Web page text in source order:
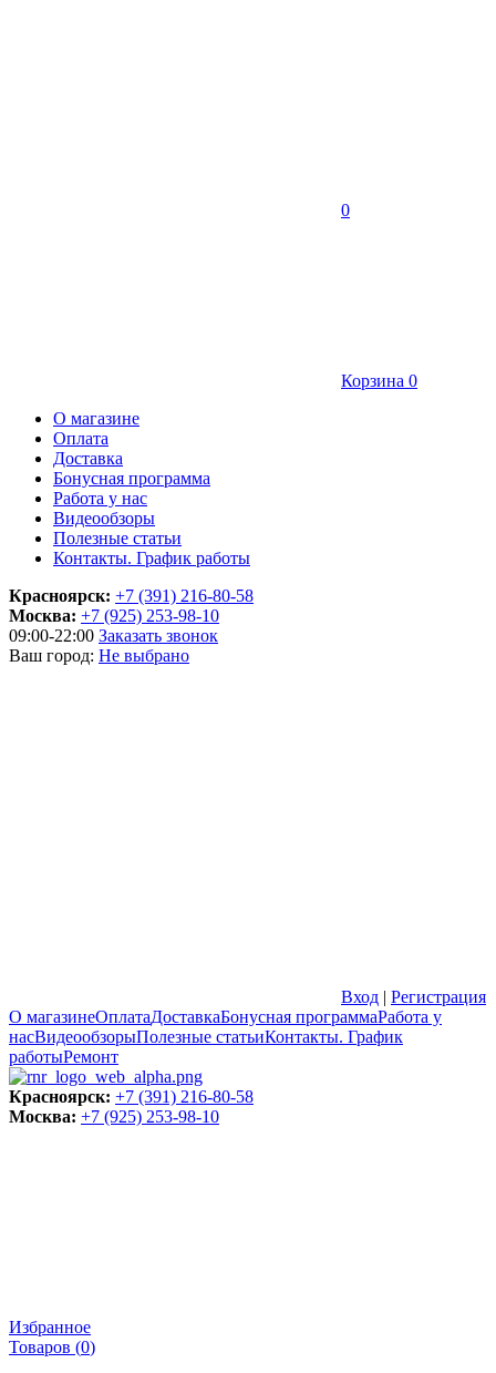
0
Корзина 0
О магазине
Оплата
Доставка
Бонусная программа
Работа у нас
Видеообзоры
Полезные статьи
Контакты. График работы
Красноярск: +7 (391) 216-80-58
Москва: +7 (925) 253-98-10
09:00-22:00 Заказать звонок
Ваш город: Не выбрано
Вход | Регистрация
О магазинеОплатаДоставкаБонусная программаРабота у
насВидеообзорыПолезные статьиКонтакты. График
работыРемонт
Красноярск: +7 (391) 216-80-58
Москва: +7 (925) 253-98-10
Избранное
Товаров (0)